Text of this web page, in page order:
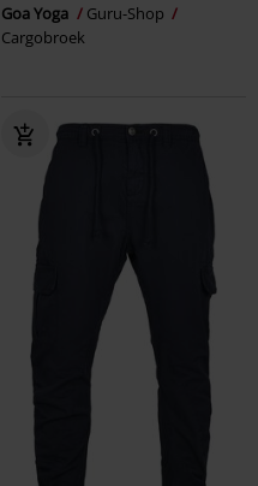
Goa Yoga
Guru-Shop
Cargobroek